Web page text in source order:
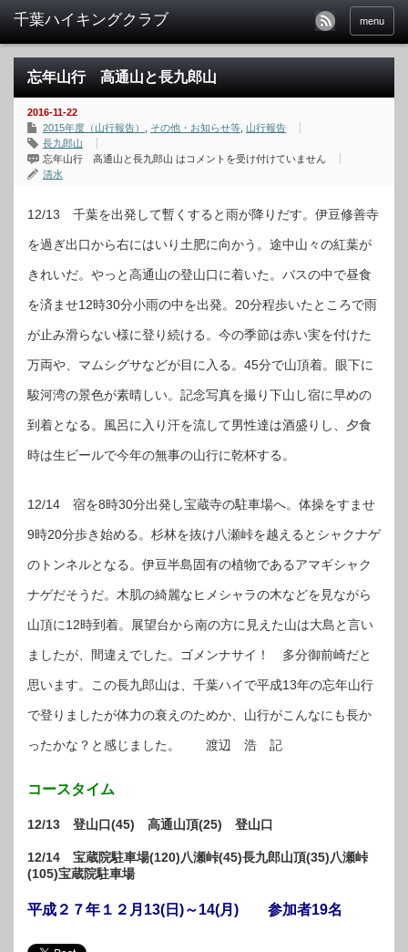
menu
忘年山行 高通山と長九郎山
2016-11-22
2015年度（山行報告）
その他・お知らせ等 山行報告
長九郎山
忘年山行 高通山と長九郎山 は コメントを受け付けていません
清水
12/13 千葉を出発して暫くすると雨が降りだす。伊豆修善寺
を過ぎ出口から右にはいり土肥に向かう。途中山々の紅葉が
きれいだ。やっと高通山の登山口に着いた。バスの中で昼食
を済ませ12時30分小雨の中を出発。20分程歩いたところで雨
が止み滑らない様に登り続ける。今の季節は赤い実を付けた
万両や、マムシグサなどが目に入る。45分で山頂着。眼下に
駿河湾の景色が素晴しい。記念写真を撮り下山し宿に早めの
到着となる。風呂に入り汗を流して男性達は酒盛りし、夕食
時は生ビールで今年の無事の山行に乾杯する。
12/14 宿を8時30分出発し宝蔵寺の駐車場へ。体操をすませ
9時20分歩き始める。杉林を抜け八瀬峠を越えるとシャクナゲ
のトンネルとなる。伊豆半島固有の植物であるアマギシャク
ナゲだそうだ。木肌の綺麗なヒメシャラの木などを見ながら
山頂に12時到着。展望台から南の方に見えた山は大島と言い
ましたが、間違えでした。ゴメンナサイ！ 多分御前崎だと
思います。この長九郎山は、千葉ハイで平成13年の忘年山行
で登りましたが体力の衰えのためか、山行がこんなにも長か
ったかな？と感じました。 渡辺 浩 記
コースタイム
12/13 登山口(45) 高通山頂(25) 登山口
12/14 宝蔵院駐車場(120)八瀬峠(45)長九郎山頂(35)八瀬峠
(105)宝蔵院駐車場
平成２７年１２月13(日)～14(月 ) 参加者19名